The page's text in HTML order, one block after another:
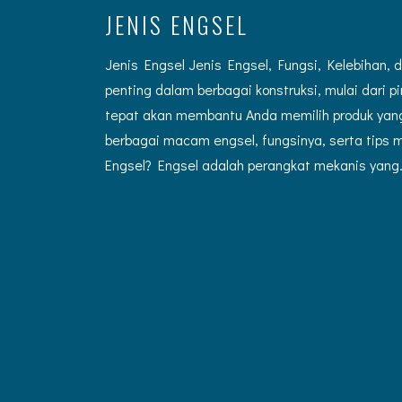
JENIS ENGSEL
Jenis Engsel Jenis Engsel, Fungsi, Kelebihan,
penting dalam berbagai konstruksi, mulai dari
tepat akan membantu Anda memilih produk
berbagai macam engsel, fungsinya, serta tips
Engsel? Engsel adalah perangkat mekanis